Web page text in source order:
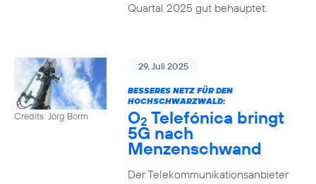
Quartal 2025 gut behauptet.
Credits: Jörg Borm
29. Juli 2025
BESSERES NETZ FÜR DEN
HOCHSCHWARZWALD:
O2 Telefónica bringt
5G nach
Menzenschwand
Der Telekommunikationsanbieter